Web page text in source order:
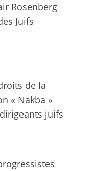
Rosenberg
Juifs
de la
« Nakba »
juifs